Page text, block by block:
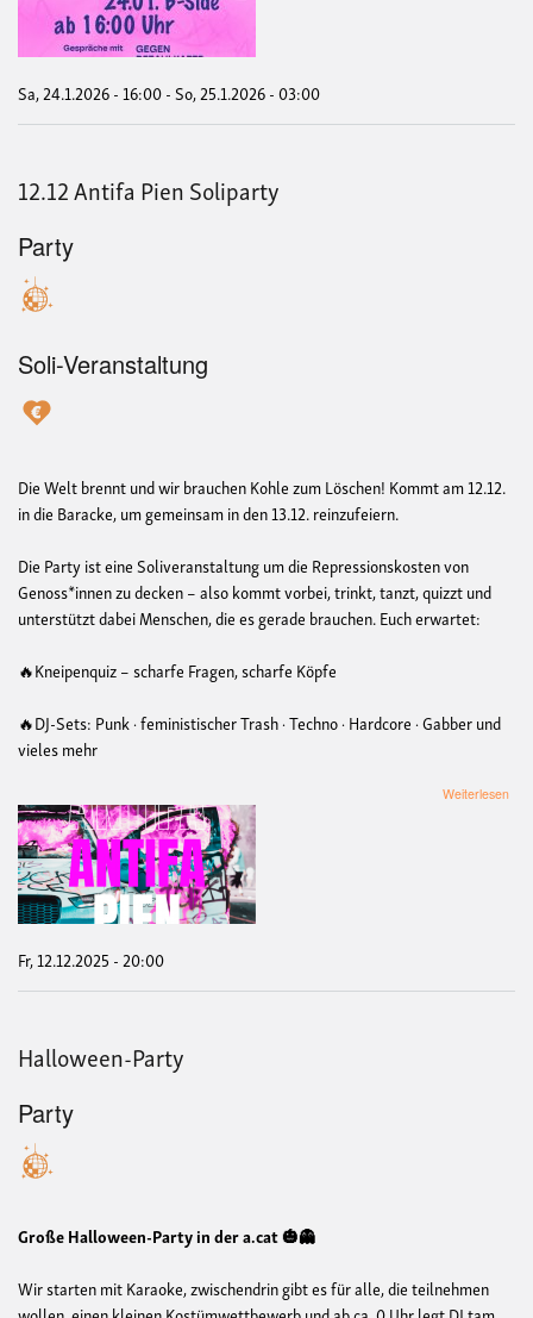
Sa, 24.1.2026 - 16:00-So, 25.1.2026 - 03:00
12.12 Antifa Pien Soliparty
Party
Soli-Veranstaltung
Die Welt brennt und wir brauchen Kohle zum Löschen! Kommt am 12.12.
in die Baracke, um gemeinsam in den 13.12. reinzufeiern.
Die Party ist eine Soliveranstaltung um die Repressionskosten von
Genoss*innen zu decken – also kommt vorbei, trinkt, tanzt, quizzt und
unterstützt dabei Menschen, die es gerade brauchen. Euch erwartet:
🔥Kneipenquiz – scharfe Fragen, scharfe Köpfe
🔥DJ-Sets: Punk · feministischer Trash · Techno · Hardcore · Gabber und
vieles mehr
Weiterlesen
Fr, 12.12.2025 - 20:00
Halloween-Party
Party
Große Halloween-Party in der a.cat 🎃👻
Wir starten mit Karaoke, zwischendrin gibt es für alle, die teilnehmen